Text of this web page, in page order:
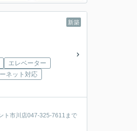
新築
エレベーター
ネット対応
ト市川店047-325-7611まで